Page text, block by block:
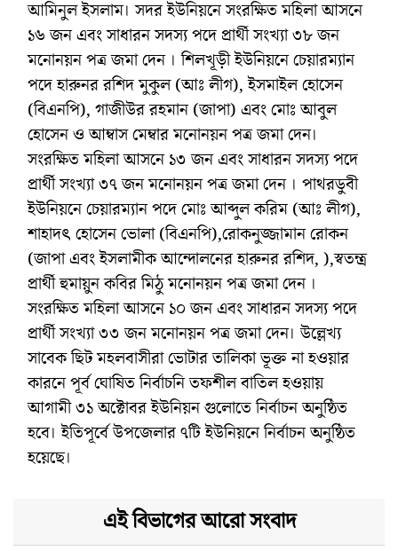
আমিনুল ইসলাম। সদর ইউনিয়নে সংরক্ষিত মহিলা আসনে
১৬ জন এবং সাধারন সদস্য পদে প্রার্থী সংখ্যা ৩৮ জন
মনোনয়ন পত্র জমা দেন । শিলখূড়ী ইউনিয়নে চেয়ারম্যান
পদে হারুনর রশিদ মুকুল (আঃ লীগ), ইসমাইল হোসেন
(বিএনপি), গাজীউর রহমান (জাপা) এবং মোঃ আবুল
হোসেন ও আম্বাস মেম্বার মনোনয়ন পত্র জমা দেন।
সংরক্ষিত মহিলা আসনে ১৩ জন এবং সাধারন সদস্য পদে
প্রার্থী সংখ্যা ৩৭ জন মনোনয়ন পত্র জমা দেন । পাথরডুবী
ইউনিয়নে চেয়ারম্যান পদে মোঃ আব্দুল করিম (আঃ লীগ),
শাহাদৎ হোসেন ভোলা (বিএনপি),রোকনুজ্জামান রোকন
(জাপা এবং ইসলামীক আন্দোলনের হারুনর রশিদ, ),স্বতন্ত্র
প্রার্থী হুমায়ুন কবির মিঠু মনোনয়ন পত্র জমা দেন ।
সংরক্ষিত মহিলা আসনে ১০ জন এবং সাধারন সদস্য পদে
প্রার্থী সংখ্যা ৩৩ জন মনোনয়ন পত্র জমা দেন। উল্লেখ্য
সাবেক ছিট মহলবাসীরা ভোটার তালিকা ভূক্ত না হওয়ার
কারনে পূর্ব ঘোষিত নির্বাচনি তফশীল বাতিল হওয়ায়
আগামী ৩১ অক্টোবর ইউনিয়ন গুলোতে নির্বাচন অনুষ্ঠিত
হবে। ইতিপূর্বে উপজেলার ৭টি ইউনিয়নে নির্বাচন অনুষ্ঠিত
হয়েছে।
এই বিভাগের আরো সংবাদ